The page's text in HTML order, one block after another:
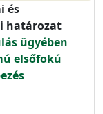
és
határozat
ügyében
elsőfokú